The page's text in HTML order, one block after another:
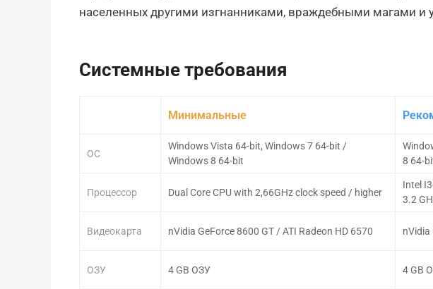
населенных другими изгнанниками, враждебными магами
Системные требования
ОС
Процессор
Видеокарта
ОЗУ
Минимальные
Windows Vista 64-bit, Windows 7 64-bit /
Windows 8 64-bit
Dual Core CPU with 2,66GHz clock speed / higher
nVidia GeForce 8600 GT / ATI Radeon HD 6570
4 GB ОЗУ
8 64-
Intel
3.2
nVidia
4 GB